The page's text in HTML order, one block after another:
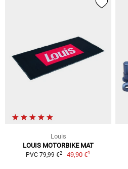
Louis
LOUIS MOTORBIKE MAT
PVC 79,99 €2 49,90 €1